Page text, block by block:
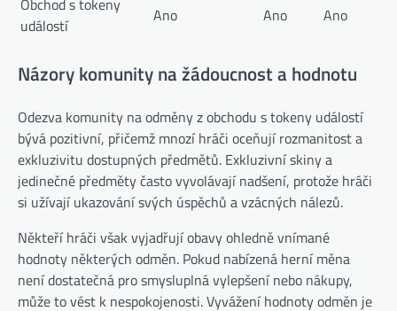
Obchod s tokeny
událostí
Ano Ano Ano
Názory komunity na žádoucnost a hodnotu
Odezva komunity na odměny z obchodu s tokeny událostí
bývá pozitivní, přičemž mnozí hráči oceňují rozmanitost a
exkluzivitu dostupných předmětů. Exkluzivní skiny a
jedinečné předměty často vyvolávají nadšení, protože hráči
si užívají ukazování svých úspěchů a vzácných nálezů.
Někteří hráči však vyjadřují obavy ohledně vnímané
hodnoty některých odměn. Pokud nabízená herní měna
není dostatečná pro smysluplná vylepšení nebo nákupy,
může to vést k nespokojenosti. Vyvážení hodnoty odměn je